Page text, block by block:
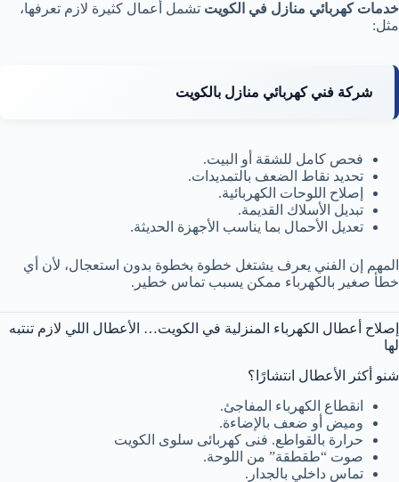
خدمات كهربائي منازل في الكويت تشمل أعمال كثيرة لازم تعرفها،
مثل:
شركة فني كهربائي منازل بالكويت
فحص كامل للشقة أو البيت.
تحديد نقاط الضعف بالتمديدات.
إصلاح اللوحات الكهربائية.
تبديل الأسلاك القديمة.
تعديل الأحمال بما يناسب الأجهزة الحديثة.
المهم إن الفني يعرف يشتغل خطوة بخطوة بدون استعجال، لأن أي
خطأ صغير بالكهرباء ممكن يسبب تماس خطير.
إصلاح أعطال الكهرباء المنزلية في الكويت… الأعطال اللي لازم تنتبه
لها
شنو أكثر الأعطال انتشارًا؟
انقطاع الكهرباء المفاجئ.
وميض أو ضعف بالإضاءة.
حرارة بالقواطع. فنى كهربائى سلوى الكويت
صوت “طقطقة” من اللوحة.
تماس داخلي بالجدار.